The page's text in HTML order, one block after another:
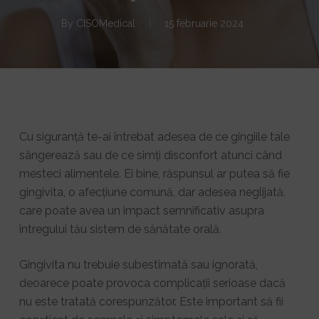
By CISOMedical 15 februarie 2024
Cu siguranță te-ai întrebat adesea de ce gingiile tale
sângerează sau de ce simți disconfort atunci când
mesteci alimentele. Ei bine, răspunsul ar putea să fie
gingivita, o afecțiune comună, dar adesea neglijată,
care poate avea un impact semnificativ asupra
întregului tău sistem de sănătate orală.
Gingivita nu trebuie subestimată sau ignorată,
deoarece poate provoca complicații serioase dacă
nu este tratată corespunzător. Este important să fii